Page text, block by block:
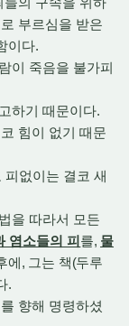
부르심을 받은
이다.
이 죽음을 불가피
하기 때문이다.
힘이 없기 때문
피없이는 결코 새
을 따라서 모든
염소들의 피를, 물
에, 그는 책(두루
.
향해 명령하셨